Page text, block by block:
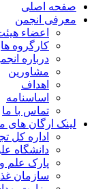
صفحه اصلی
معرفی انجمن
اعضاء
کارگروه ها
درباره
مشاورین
اهداف
اساسنامه
تماس با ما
لینک ارگان های
اداره کل
دانشگاه
پارک علم
سازمان